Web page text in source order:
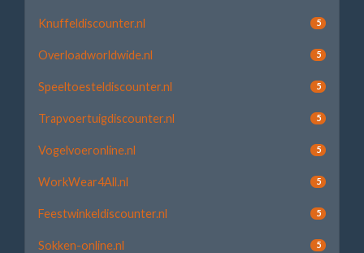
Knuffeldiscounter.nl 5
Overloadworldwide.nl 5
Speeltoesteldiscounter.nl 5
Trapvoertuigdiscounter.nl 5
Vogelvoeronline.nl 5
WorkWear4All.nl 5
Feestwinkeldiscounter.nl 5
Sokken-online.nl 5